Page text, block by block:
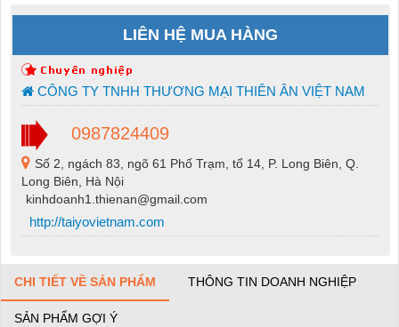
LIÊN HỆ MUA HÀNG
CÔNG TY TNHH THƯƠNG MẠI THIÊN ÂN VIỆT NAM
0987824409
Số 2, ngách 83, ngõ 61 Phố Trạm, tổ 14, P. Long Biên, Q.
Long Biên, Hà Nội
kinhdoanh1.thienan@gmail.com
http://taiyovietnam.com
CHI TIẾT VỀ SẢN PHẨM THÔNG TIN DOANH NGHIỆP
SẢN PHẨM GỢI Ý